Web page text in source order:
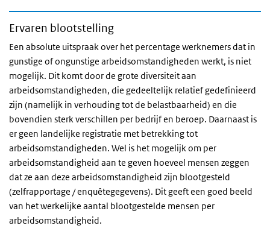
Ervaren blootstelling
Een absolute uitspraak over het percentage werknemers dat in
gunstige of ongunstige arbeidsomstandigheden werkt, is niet
mogelijk. Dit komt door de grote diversiteit aan
arbeidsomstandigheden, die gedeeltelijk relatief gedefinieerd
zijn (namelijk in verhouding tot de belastbaarheid) en die
bovendien sterk verschillen per bedrijf en beroep. Daarnaast is
er geen landelijke registratie met betrekking tot
arbeidsomstandigheden. Wel is het mogelijk om per
arbeidsomstandigheid aan te geven hoeveel mensen zeggen
dat ze aan deze arbeidsomstandigheid zijn blootgesteld
(zelfrapportage / enquêtegegevens). Dit geeft een goed beeld
van het werkelijke aantal blootgestelde mensen per
arbeidsomstandigheid.